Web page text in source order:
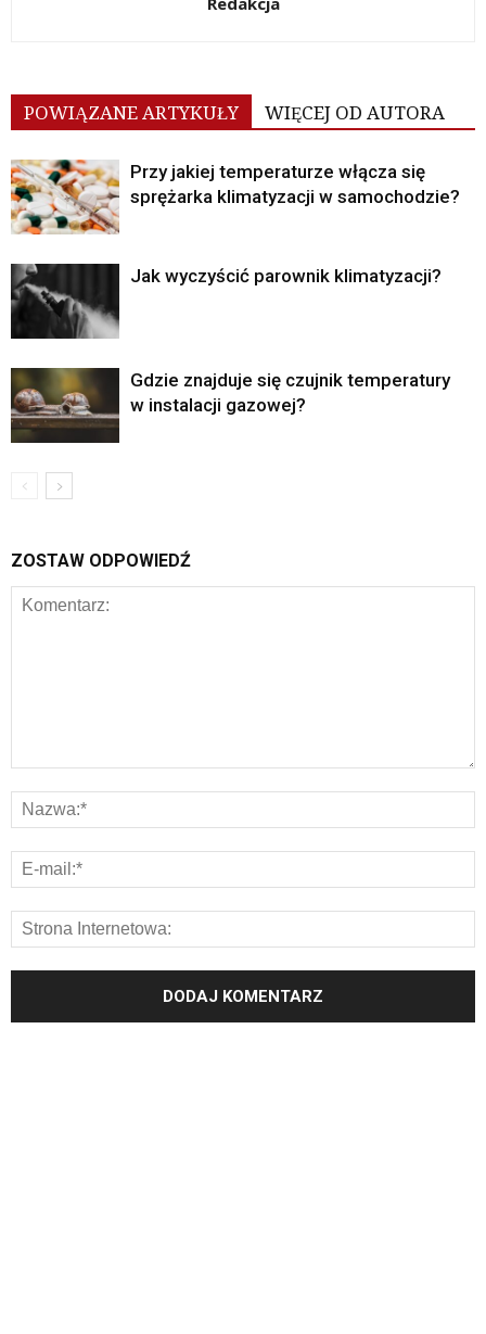
POWIĄZANE ARTYKUŁY WIĘCEJ OD AUTORA
Przy jakiej temperaturze włącza się
sprężarka klimatyzacji w samochodzie?
Jak wyczyścić parownik klimatyzacji?
Gdzie znajduje się czujnik temperatury
w instalacji gazowej?
ZOSTAW ODPOWIEDŹ